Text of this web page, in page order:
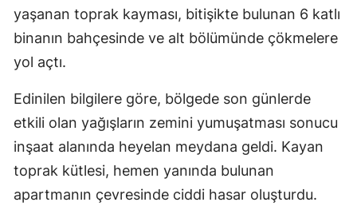
yaşanan toprak kayması, bitişikte bulunan 6 katlı
binanın bahçesinde ve alt bölümünde çökmelere
yol açtı.
Edinilen bilgilere göre, bölgede son günlerde
etkili olan yağışların zemini yumuşatması sonucu
inşaat alanında heyelan meydana geldi. Kayan
toprak kütlesi, hemen yanında bulunan
apartmanın çevresinde ciddi hasar oluşturdu.